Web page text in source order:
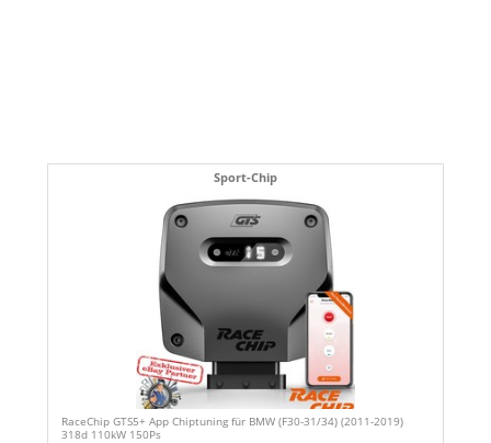
Sport-Chip
RaceChip GTS5+ App Chiptuning für BMW (F30-31/34) (2011-2019)
318d 110kW 150Ps